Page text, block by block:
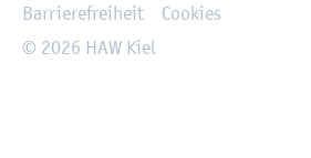
Bar­rie­re­frei­heit
Coo­kies
© 2026 HAW Kiel